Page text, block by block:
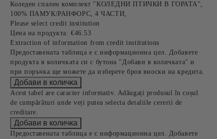
Коледен спален комплект "КОЛЕДНИ ПТИЧКИ В ГОРАТА",
100% ПАМУК/РАНФОРС, 4 ЧАСТИ,
Please select credit institution
Цена на продукта: €46.53
Extraction of information from credit institutions
Предоставената таблица е с информационна цел. Добавете
продукта в количката си с бутона "Добави в количката" и
при поръчка ще можете да изберете броя вноски на кредита.
Acest tabel are caracter informativ. Adăugați produsul în coșul
de cumpărături unde veți putea selecta detaliile cererii de
creditare.
Предоставената таблица е с информационна цел. Добавете